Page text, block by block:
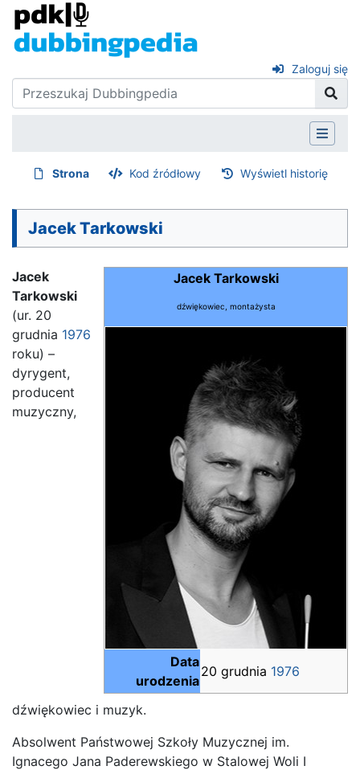
Zaloguj się
Strona Kod źródłowy Wyświetl historię
Jacek Tarkowski
Jacek Tarkowski
dźwiękowiec, montażysta
Data
urodzenia
20 grudnia 1976
Jacek
Tarkowski
(ur. 20
grudnia 1976
roku) –
dyrygent,
producent
muzyczny,
dźwiękowiec i muzyk.
Absolwent Państwowej Szkoły Muzycznej im.
Ignacego Jana Paderewskiego w Stalowej Woli I